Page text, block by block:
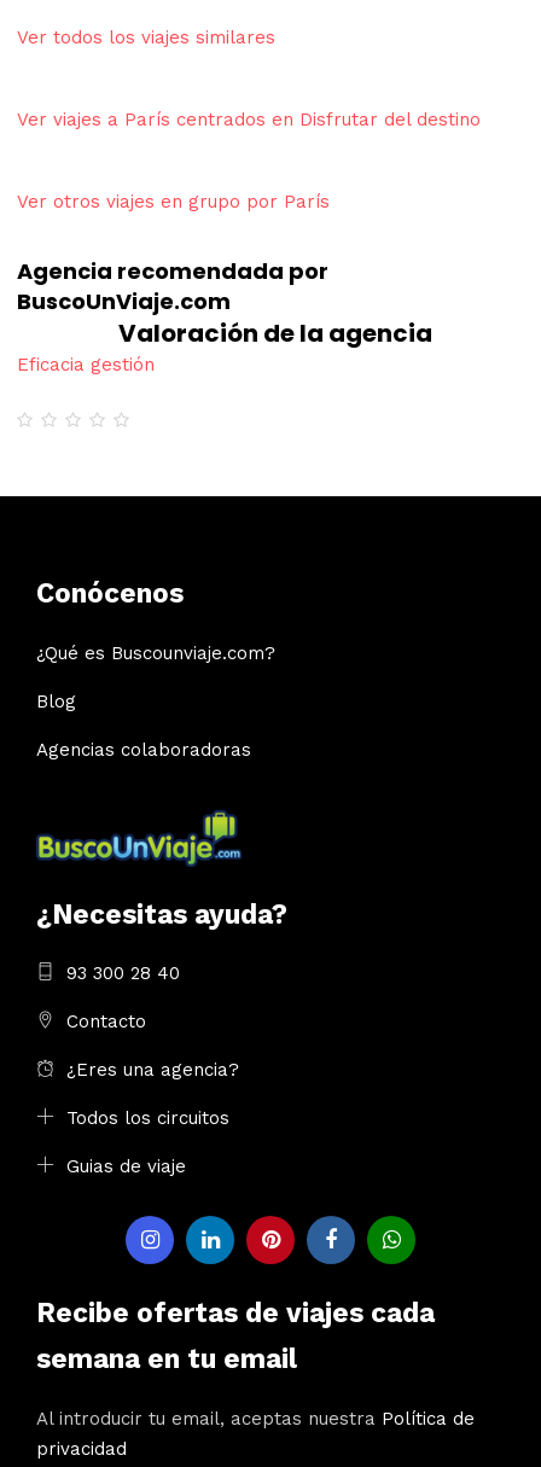
Ver todos los viajes similares
Ver viajes a París centrados en Disfrutar del destino
Ver otros viajes en grupo por París
Agencia recomendada por
BuscoUnViaje.com
Valoración de la agencia
Eficacia gestión
Conócenos
¿Qué es Buscounviaje.com?
Blog
Agencias colaboradoras
¿Necesitas ayuda?
93 300 28 40
Contacto
¿Eres una agencia?
Todos los circuitos
Guias de viaje
Recibe ofertas de viajes cada
semana en tu email
Al introducir tu email, aceptas nuestra Política de
privacidad